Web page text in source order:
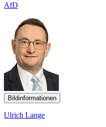
AfD
Bildinformationen
Ulrich Lange